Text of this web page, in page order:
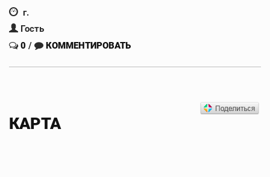
г.
Гость
0 / КОММЕНТИРОВАТЬ
КАРТА